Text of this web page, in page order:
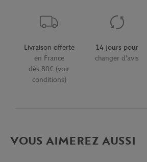
Livraison offerte
en France
dès 80€ (voir
conditions)
14 jours pour
changer d'avis
VOUS AIMEREZ AUSSI